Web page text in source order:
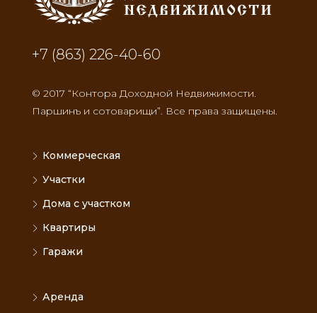
+7 (863) 226-40-60
© 2017 “Контора Доходной Недвижимости.
Паршинъ и сотоварищи”. Все права защищены.
Коммерческая
Участки
Дома с участком
Квартиры
Гаражи
Аренда